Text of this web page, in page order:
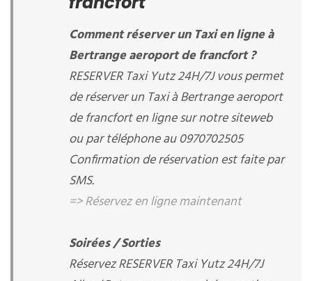
Comment réserver un Taxi en ligne à
Bertrange aeroport de francfort ?
RESERVER Taxi Yutz 24H/7J vous permet
de réserver un Taxi à Bertrange aeroport
de francfort en ligne sur notre siteweb
ou par téléphone au 0970702505
Confirmation de réservation est faite par
SMS.
=> Réservez en ligne maintenant
Soirées / Sorties
Réservez RESERVER Taxi Yutz 24H/7J